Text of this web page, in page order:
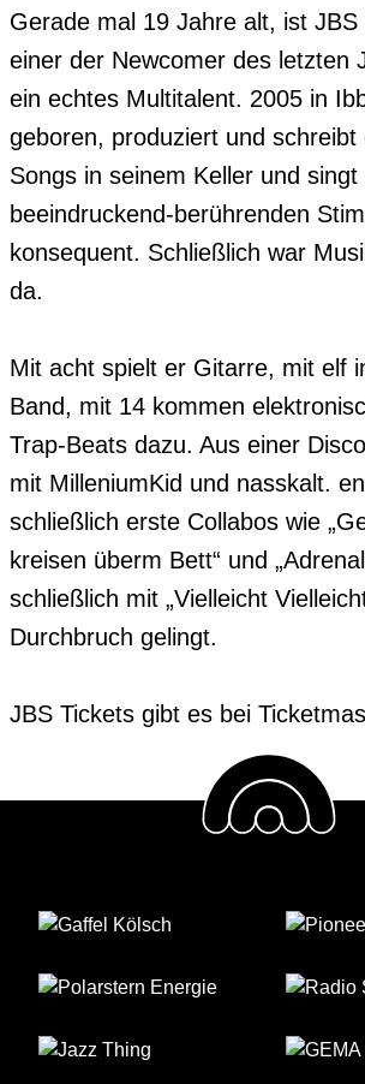
Gerade mal 19 Jahre alt, ist JBS
einer der Newcomer des letzten
ein echtes Multitalent. 2005 in
geboren, produziert und schreibt
Songs in seinem Keller und
beeindruckend-berührenden
konsequent. Schließlich war
da.
Mit acht spielt er Gitarre, mit elf
Band, mit 14 kommen
Trap-Beats dazu. Aus einer
mit MilleniumKid und nasskalt.
schließlich erste Collabos wie
kreisen überm Bett“ und
schließlich mit „Vielleicht
Durchbruch gelingt.
JBS Tickets gibt es bei